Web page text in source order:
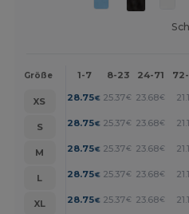
Größe 1-7 8-23 24-71
XS 28.75€ 25.37€ 23.68€
S
28.75€ 25.37€ 23.68€
M
28.75€ 25.37€ 23.68€
L
28.75€ 25.37€ 23.68€
XL
28.75€ 25.37€ 23.68€